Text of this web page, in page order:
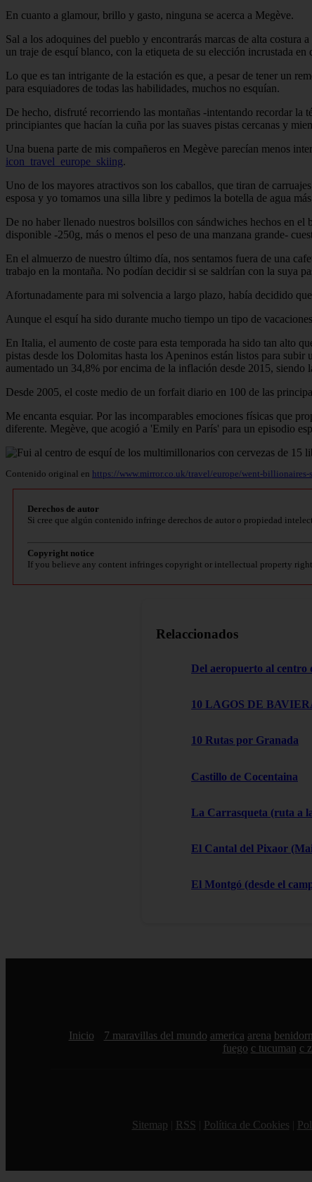
En cuanto a glamour, brillo y gasto, ninguna se acerca a Megève.
Sal a los adoquines del pueblo y encontrarás marcas de alta
un traje de esquí blanco, con la etiqueta de su elección incrustada en
Lo que es tan intrigante de la estación es que, a pesar de tener un
para esquiadores de todas las habilidades, muchos no esquían.
De hecho, disfruté recorriendo las montañas -intentando recordar la
principiantes que hacían la cuña por las suaves pistas cercanas y
Una buena parte de mis compañeros en Megève parecían menos
icon_travel_europe_skiing.
Uno de los mayores atractivos son los caballos, que tiran de
esposa y yo tomamos una silla libre y pedimos la botella de agua
De no haber llenado nuestros bolsillos con sándwiches hechos en
disponible -250g, más o menos el peso de una manzana grande-
En el almuerzo de nuestro último día, nos sentamos fuera de una
trabajo en la montaña. No podían decidir si se saldrían con la suya
Afortunadamente para mi solvencia a largo plazo, había decidido
Aunque el esquí ha sido durante mucho tiempo un tipo de
En Italia, el aumento de coste para esta temporada ha sido tan alto
pistas desde los Dolomitas hasta los Apeninos están listos para
aumentado un 34,8% por encima de la inflación desde 2015, siendo
Desde 2005, el coste medio de un forfait diario en 100 de las
Me encanta esquiar. Por las incomparables emociones físicas que
diferente. Megève, que acogió a 'Emily en París' para un episodio
Contenido original en https://www.mirror.co.uk/travel/europe/went-billionaires-
Derechos de autor
Si cree que algún contenido infringe derechos de autor o propiedad
Copyright notice
If you believe any content infringes copyright or intellectual property
Relaccionados
Del aeropuerto al centro
10 LAGOS DE
10 Rutas por Granada
Castillo de Cocentaina
La Carrasqueta (ruta a
El Cantal del Pixaor
El Montgó (desde el
Inicio 7 maravillas del mundo america arena
fuego c tucuman c
Sitemap
RSS Política de Cookies